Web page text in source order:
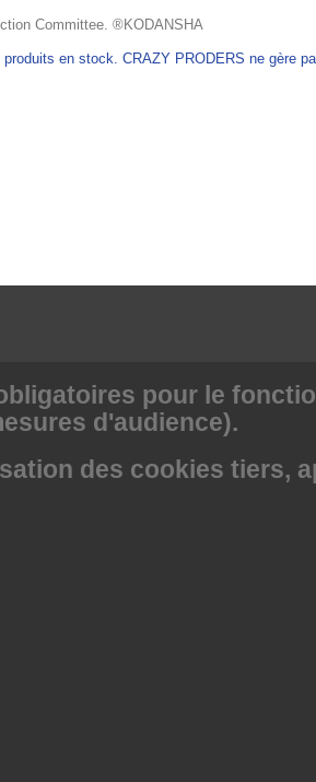
Committee. ®KODANSHA
en stock. CRAZY PRODERS ne gère
pour le
d'audience).
des cookies tiers,